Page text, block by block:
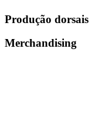
Produção dorsais
Merchandising